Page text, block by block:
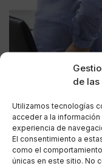
de
Utilizamos tecnologías
acceder a la
experiencia de
El consentimiento a
como el
únicas en este sitio. No